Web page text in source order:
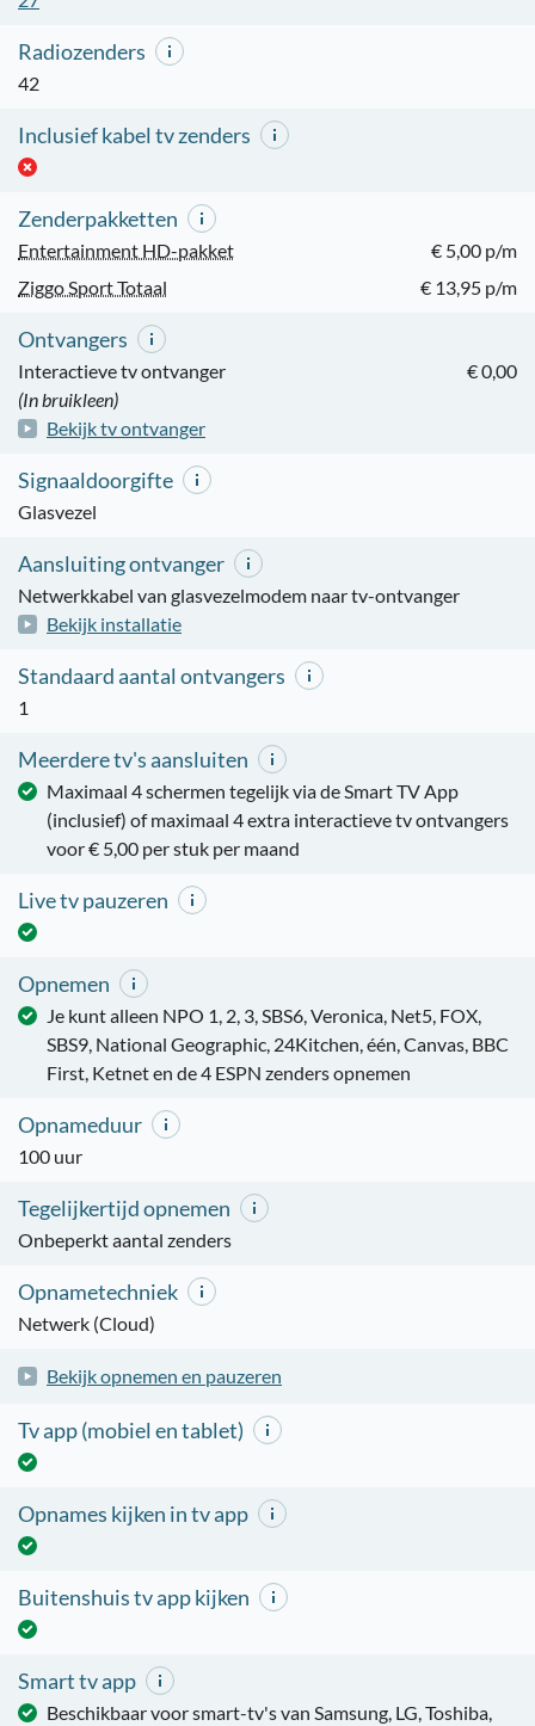
Radiozenders
42
Inclusief kabel tv zenders
Zenderpakketten
Entertainment HD-pakket
€ 5,00 p/m
Ziggo Sport Totaal
€ 13,95 p/m
Ontvangers
Interactieve tv ontvanger
€ 0,00
(In bruikleen)
Bekijk tv ontvanger
Signaaldoorgifte
Glasvezel
Aansluiting ontvanger
Netwerkkabel van glasvezelmodem naar tv-ontvanger
Bekijk installatie
Standaard aantal ontvangers
1
Meerdere tv's aansluiten
Maximaal 4 schermen tegelijk via de Smart TV App
(inclusief) of maximaal 4 extra interactieve tv ontvangers
voor € 5,00 per stuk per maand
Live tv pauzeren
Opnemen
Je kunt alleen NPO 1, 2, 3, SBS6, Veronica, Net5, FOX,
SBS9, National Geographic, 24Kitchen, één, Canvas, BBC
First, Ketnet en de 4 ESPN zenders opnemen
Opnameduur
100 uur
Tegelijkertijd opnemen
Onbeperkt aantal zenders
Opnametechniek
Netwerk (Cloud)
Bekijk opnemen en pauzeren
Tv app (mobiel en tablet)
Opnames kijken in tv app
Buitenshuis tv app kijken
Smart tv app
Beschikbaar voor smart-tv's van Samsung, LG, Toshiba,